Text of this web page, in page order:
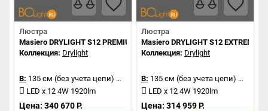
Люстра
Masiero DRYLIGHT S12 PREMIUM RGBW
Коллекция: Drylight
В: 135 см (без учета цепи) Д:
106 см
LED x 12 4W 1920lm
Цена: 340 670 Р.
Люстра
Masiero DRYLIGHT S12 EXTREME
Коллекция: Drylight
В: 135 см (без учета цепи) Д:
LED x 12 4W 1920lm
Цена: 314 959 Р.